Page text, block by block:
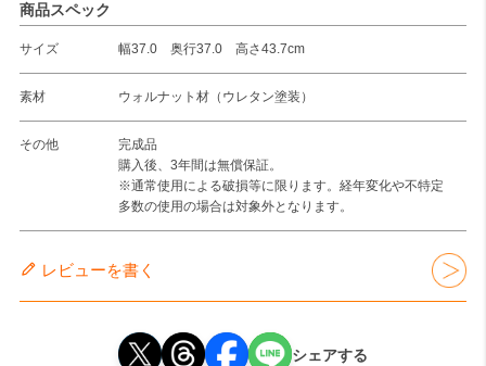
商品スペック
サイズ 幅37.0 奥行37.0 高さ43.7cm
素材 ウォルナット材（ウレタン塗装）
その他
完成品
購入後、3年間は無償保証。
※通常使用による破損等に限ります。経年変化や不特定
多数の使用の場合は対象外となります。
レビューを書く
シェアする